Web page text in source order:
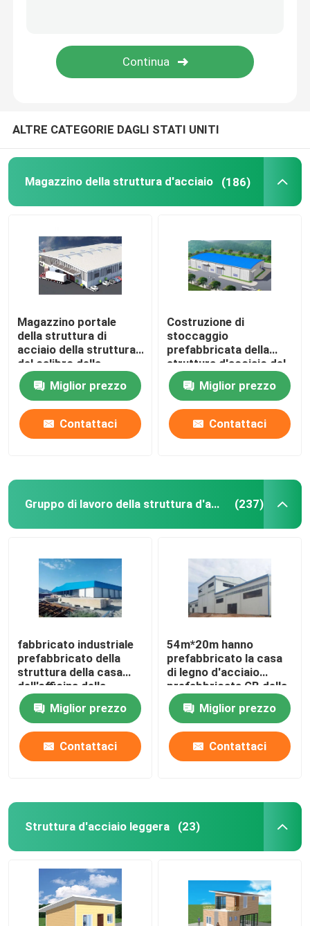
Camera pieghevole del contenitore
ALTRE CATEGORIE DAGLI STATI UNITI
Magazzino della struttura d'acciaio (186)
Magazzino portale
della struttura di
acciaio della struttura
del calibro della
costruzione leggera
della struttura
d'acciaio
Miglior prezzo
Contattaci
Costruzione di
stoccaggio
prefabbricata della
struttura d'acciaio del
magazzino Q235B
portaleMiglior prezzo
Contattaci
Gruppo di lavoro della struttura d'acciaio (237)
fabbricato industriale
prefabbricato della
struttura della casa
dell'officina della
struttura d'acciaio di
100m*40mMiglior prezzo
Contattaci
54m*20m hanno
prefabbricato la casa
di legno d'acciaio
prefabbricata GB della
costruzione d'acciaio
dell'officinaMiglior prezzo
Contattaci
Struttura d'acciaio leggera (23)